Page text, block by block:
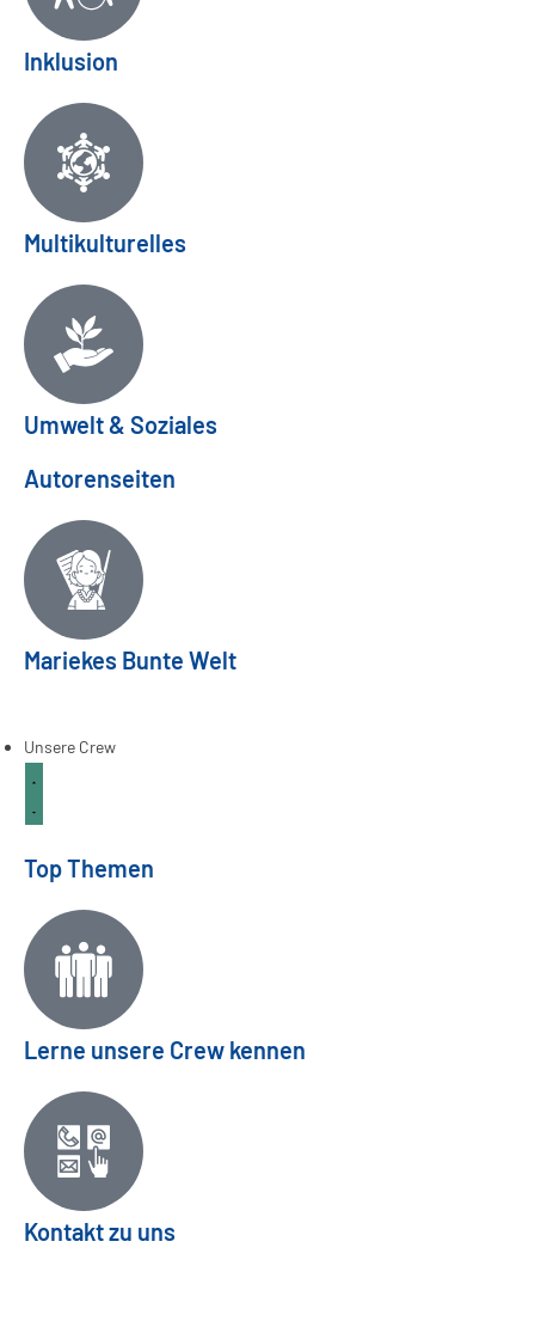
Inklusion
Multikulturelles
Umwelt & Soziales
Autorenseiten
Mariekes Bunte Welt
Frühlingsfeste aus aller Welt
Apr.
Unsere Crew
Top Themen
Lerne unsere Crew kennen
Kontakt zu uns